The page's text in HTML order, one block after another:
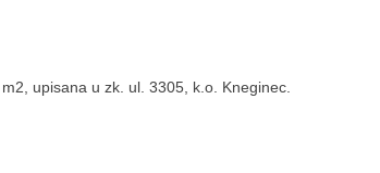
upisana u zk. ul. 3305, k.o. Kneginec.